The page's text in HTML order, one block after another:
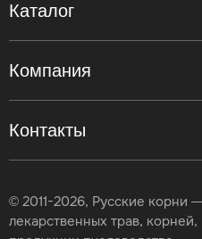
Контакты
Каталог
Компания
© 2011-2026, Русские корни
лекарственных трав,